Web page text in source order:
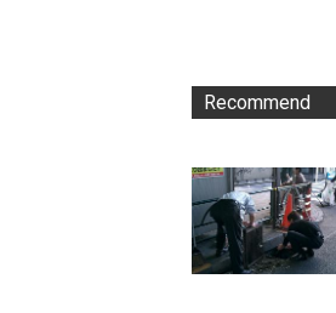
Recommend